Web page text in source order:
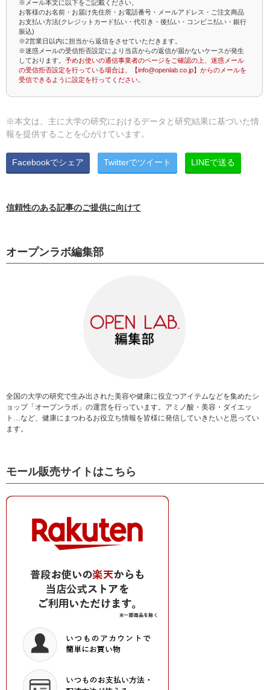
※メール本文に以下をご記載ください。
お客様のお名前・お届け先住所・お電話番号・メールアドレス・ご注文商品
お支払い方法(クレジットカード払い・代引き・後払い・コンビニ払い・銀行
振込)
※2営業日以内に担当から返信をさせていただきます。
※迷惑メールの受信拒否設定により当店からの返信が届かないケースが発生
しております。 予めお使いの通信事業者のページをご確認の上、迷惑メール
の受信拒否設定を行っている場合は、【info@openlab.co.jp】からのメールを
受信できるように設定を行ってください。
※本文は、主に大学の研究におけるデータと研究結果に基づいた情
報を提供することを心がけています。
Facebookでシェア Twitterでツイート LINEで送る
信頼性のある記事のご提供に向けて
オープンラボ編集部
全国の大学の研究で生み出された美容や健康に役立つアイテムなどを集めたシ
ョップ「オープンラボ」の運営を行っています。アミノ酸・美容・ダイエッ
ト…など、健康にまつわるお役立ち情報を皆様に発信していきたいと思ってい
ます。
モール販売サイトはこちら